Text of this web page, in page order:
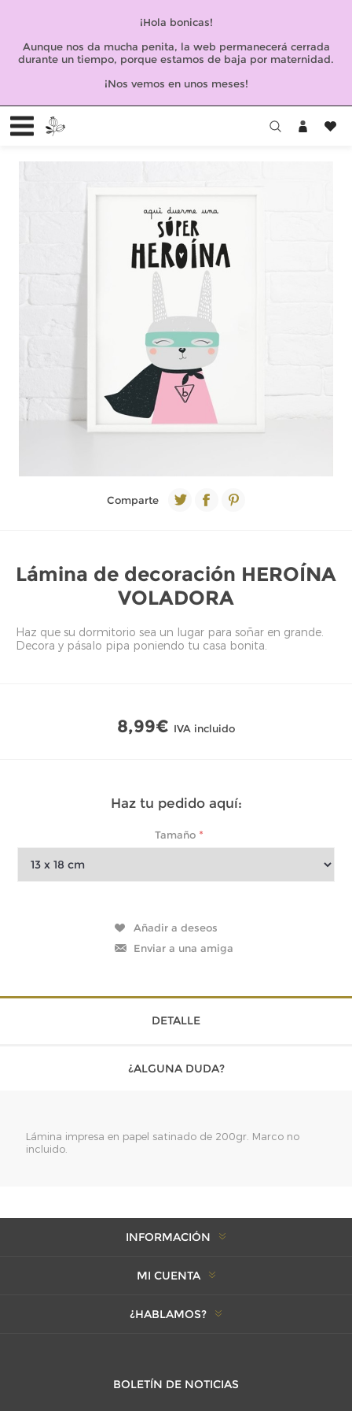
¡Hola bonicas!
Aunque nos da mucha penita, la web permanecerá cerrada
durante un tiempo, porque estamos de baja por maternidad.
¡Nos vemos en unos meses!
Comparte
Lámina de decoración HEROÍNA
VOLADORA
Haz que su dormitorio sea un lugar para soñar en grande.
Decora y pásalo pipa poniendo tu casa bonita.
8,99€ IVA incluido
Haz tu pedido aquí:
Tamaño *
DETALLE
¿ALGUNA DUDA?
Lámina impresa en papel satinado de 200gr. Marco no
incluido.
INFORMACIÓN
MI CUENTA
¿HABLAMOS?
BOLETÍN DE NOTICIAS